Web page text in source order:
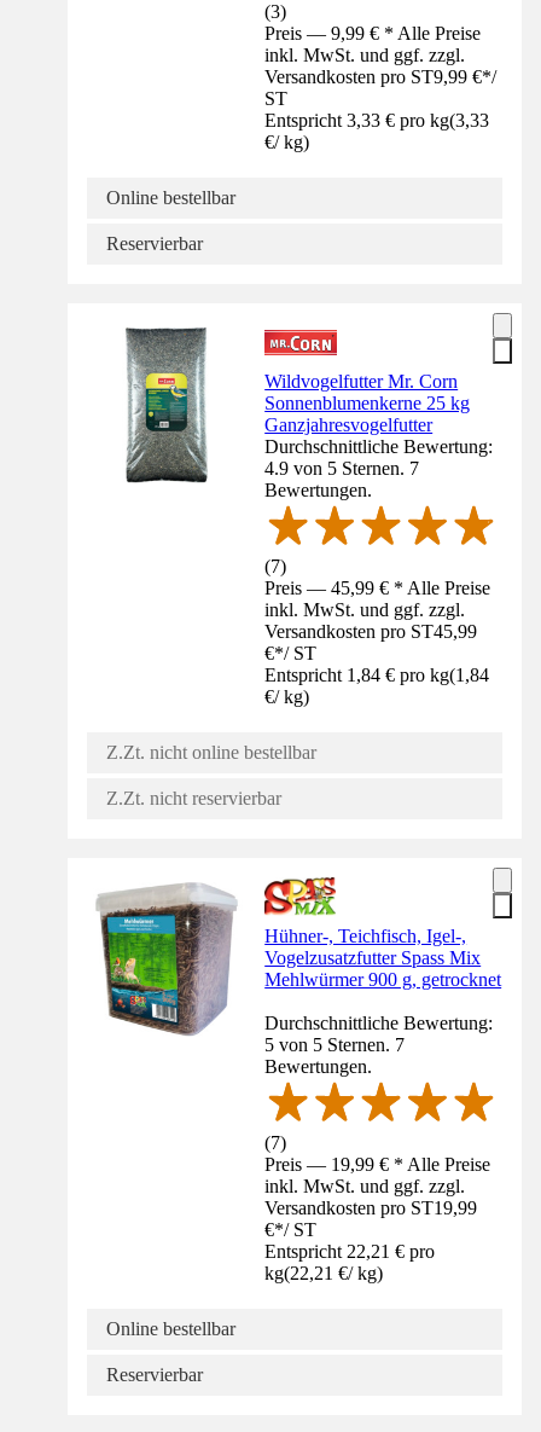
(3)
Preis — 9,99 € * Alle Preise
inkl. MwSt. und ggf. zzgl.
Versandkosten pro ST9,99 €*/
ST
Entspricht 3,33 € pro kg(3,33
€/ kg)
Online bestellbar
Reservierbar
Wildvogelfutter Mr. Corn
Sonnenblumenkerne 25 kg
Ganzjahresvogelfutter
Durchschnittliche Bewertung:
4.9 von 5 Sternen. 7
Bewertungen.
(7)
Preis — 45,99 € * Alle Preise
inkl. MwSt. und ggf. zzgl.
Versandkosten pro ST45,99
€*/ ST
Entspricht 1,84 € pro kg(1,84
€/ kg)
Z.Zt. nicht online bestellbar
Z.Zt. nicht reservierbar
Hühner-, Teichfisch, Igel-,
Vogelzusatzfutter Spass Mix
Mehlwürmer 900 g, getrocknet
Durchschnittliche Bewertung:
5 von 5 Sternen. 7
Bewertungen.
(7)
Preis — 19,99 € * Alle Preise
inkl. MwSt. und ggf. zzgl.
Versandkosten pro ST19,99
€*/ ST
Entspricht 22,21 € pro
kg(22,21 €/ kg)
Online bestellbar
Reservierbar